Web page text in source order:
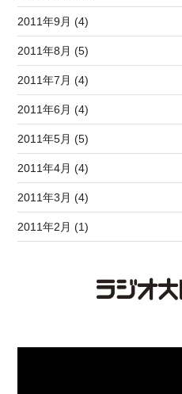
2011年9月 (4)
2011年8月 (5)
2011年7月 (4)
2011年6月 (4)
2011年5月 (5)
2011年4月 (4)
2011年3月 (4)
2011年2月 (1)